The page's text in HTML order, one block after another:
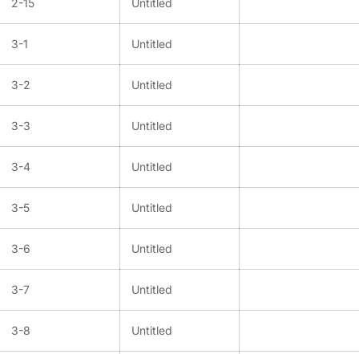
2-15 Untitled
3-1 Untitled
3-2 Untitled
3-3 Untitled
3-4 Untitled
3-5 Untitled
3-6 Untitled
3-7 Untitled
3-8 Untitled